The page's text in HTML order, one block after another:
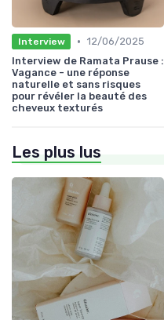
Interview • 12/06/2025
Interview de Ramata Prause :
Vagance - une réponse
naturelle et sans risques
pour révéler la beauté des
cheveux texturés
Les plus lus